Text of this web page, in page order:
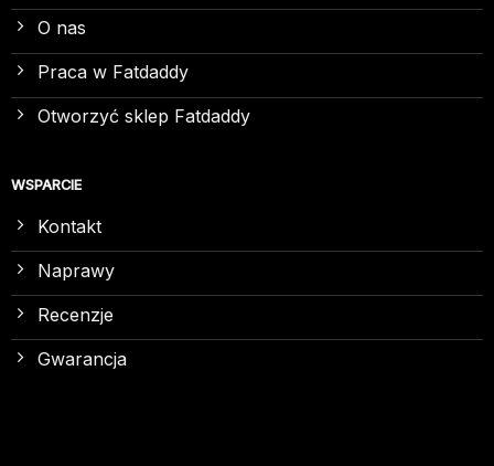
O nas
Praca w Fatdaddy
Otworzyć sklep Fatdaddy
WSPARCIE
Kontakt
Naprawy
Recenzje
Gwarancja